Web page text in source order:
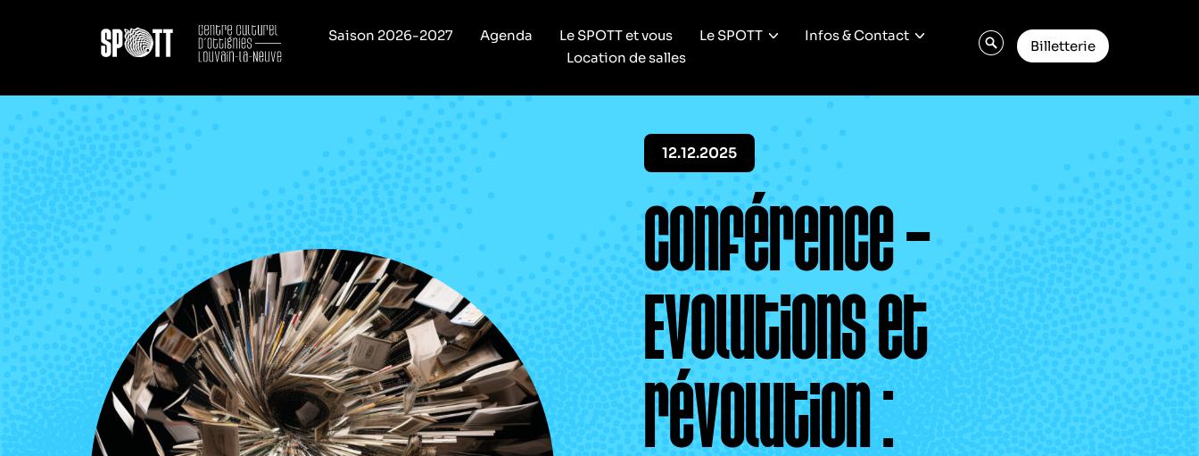
Saison 2026-2027 Agenda Le SPOTT et vous Le SPOTT
Infos & Contact
Location de salles
Billetterie
12.12.2025
Conférence –
Evolutions et
révolution :